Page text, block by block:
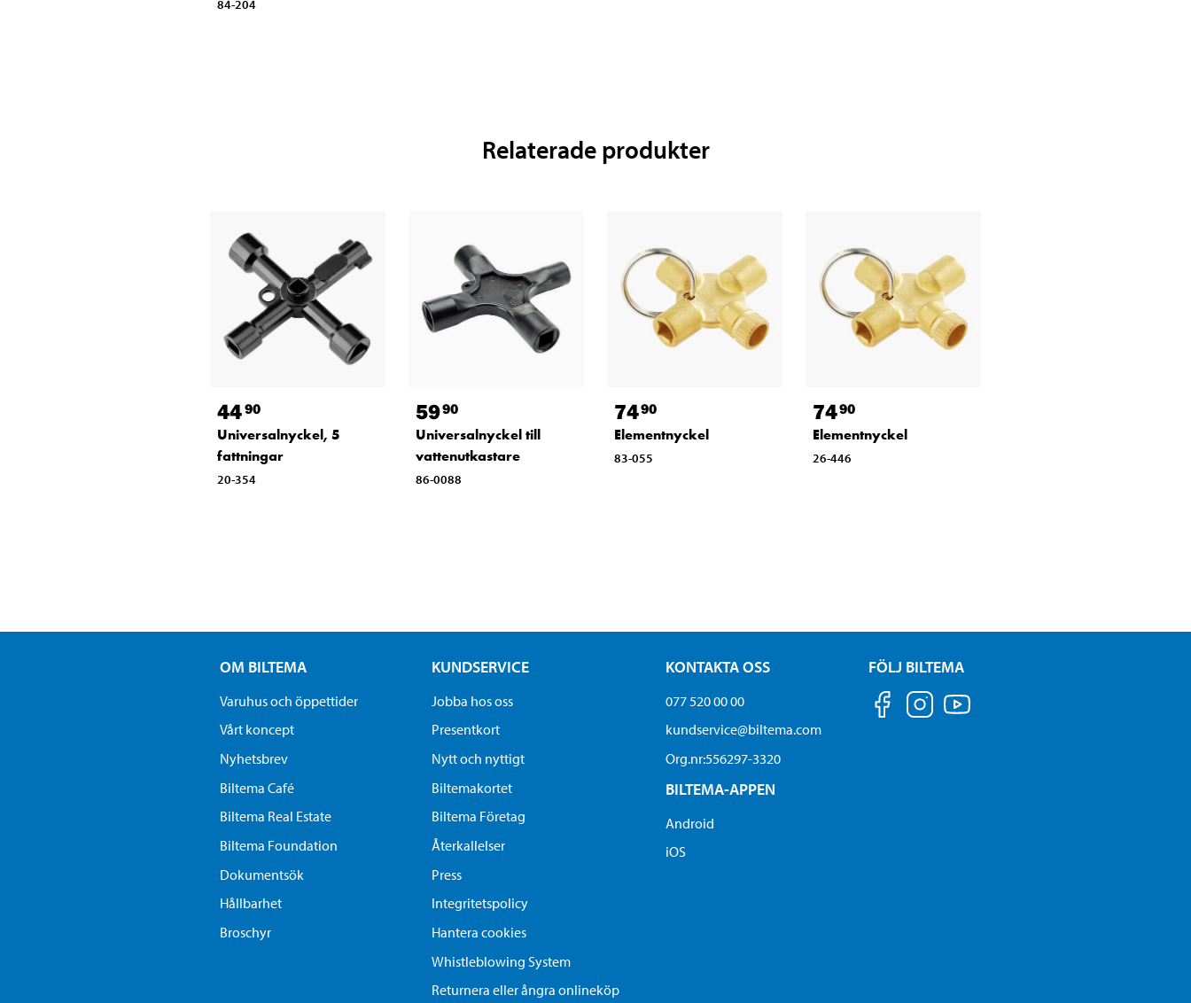
84-204
Relaterade produkter
4490
Universalnyckel, 5
fattningar
20-354
5990
Universalnyckel till
vattenutkastare
86-0088
7490
Elementnyckel
83-055
7490
Elementnyckel
26-446
OM BILTEMA
Varuhus och öppettider
Vårt koncept
Nyhetsbrev
Biltema Café
Biltema Real Estate
Biltema Foundation
Dokumentsök
Hållbarhet
Broschyr
KUNDSERVICE
Jobba hos oss
Presentkort
Nytt och nyttigt
Biltemakortet
Biltema Företag
Återkallelser
Press
Integritetspolicy
Hantera cookies
Whistleblowing System
Returnera eller ångra onlineköp
KONTAKTA OSS
077 520 00 00
kundservice@biltema.com
Org.nr:556297-3320
BILTEMA-APPEN
Android
iOS
FÖLJ BILTEMA